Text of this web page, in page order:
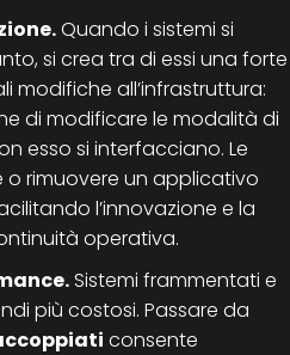
Quando i sistemi si
si crea tra di essi una forte
modifiche all’infrastruttura:
di modificare le modalità di
esso si interfacciano. Le
rimuovere un applicativo
l’innovazione e la
operativa.
Sistemi frammentati e
più costosi. Passare da
consente